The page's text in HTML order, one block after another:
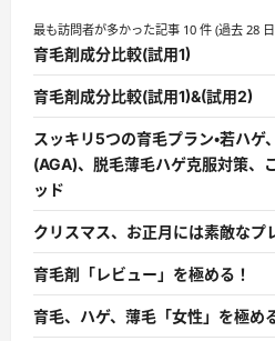
最も訪問者が多かった記事 10 件 (過去 28
育毛剤成分比較(試用1)
育毛剤成分比較(試用1)&(試用2)
スッキリ5つの育毛プラン・若ハ
(AGA)、脱毛薄毛ハゲ克服対策、
ッド
クリスマス、お正月には素敵なプ
育毛剤「レビュー」を極める！
育毛、ハゲ、薄毛「女性」を極め